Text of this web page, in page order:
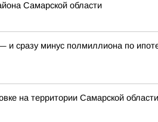
Самарской области
и сразу минус полмиллиона по
на территории Самарской